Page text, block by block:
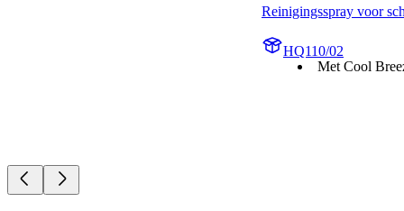
Reinigingsspray voor
HQ110/02
Met Cool